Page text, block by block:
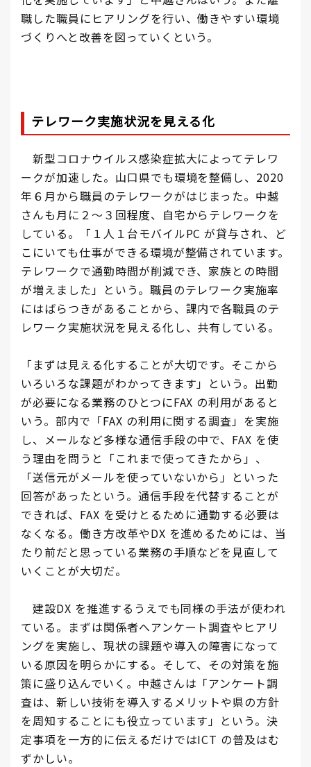
職した職員にヒアリングを行い、働きやすい環境
づくりへと改善を図っていくという。
テレワーク実施状況を見える化
新型コロナウイルス感染症拡大によってテレワ
ークが加速した。山口県でも環境を整備し、2020
年６月から職員のテレワークがはじまった。中越
さんも月に２～３回程度、自宅からテレワークを
している。「１人１台モバイルPC が貸与され、ど
こにいても仕事ができる環境が整備されています。
テレワークで通勤時間が削減でき、家族との時間
が増えました」という。職員のテレワーク実施率
にはばらつきがあることから、課内で各職員のテ
レワーク実施状況を見える化し、共有している。
「まずは見える化することが大切です。そこから
いろいろな課題がわかってきます」という。出勤
が必要になる業務のひとつにFAX の利用があると
いう。部内で「FAX の利用に関する調査」を実施
し、メールなど多様な通信手段の中で、FAX を使
う理由を問うと「これまで使ってきたから」、
「送信元がメールを使っていないから」といった
回答があったという。通信手段を代替することが
できれば、FAX を受けとるために通勤する必要は
なくなる。働き方改革やDX を進めるためには、当
たり前だと思っている業務の手順などを見直して
いくことが大切だ。
建設DX を推進するうえでも同様の手法が使われ
ている。まずは関係者へアンケート調査やヒアリ
ングを実施し、現状の課題や導入の障害になって
いる原因を明らかにする。そして、その対策を施
策に盛り込んでいく。中越さんは「アンケート調
査は、新しい技術を導入するメリットや県の方針
を周知することにも役立っています」という。決
定事項を一方的に伝えるだけではICT の普及はむ
ずかしい。